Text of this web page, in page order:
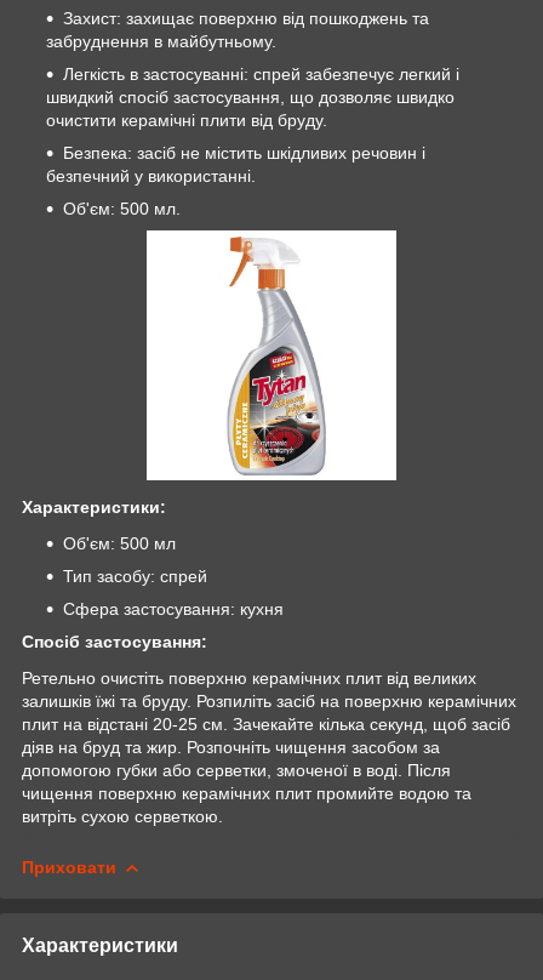
Захист: захищає поверхню від пошкоджень та
забруднення в майбутньому.
Легкість в застосуванні: спрей забезпечує легкий і
швидкий спосіб застосування, що дозволяє швидко
очистити керамічні плити від бруду.
Безпека: засіб не містить шкідливих речовин і
безпечний у використанні.
Об'єм: 500 мл.
Характеристики:
Об'єм: 500 мл
Тип засобу: спрей
Сфера застосування: кухня
Спосіб застосування:
Ретельно очистіть поверхню керамічних плит від великих
залишків їжі та бруду. Розпиліть засіб на поверхню керамічних
плит на відстані 20-25 см. Зачекайте кілька секунд, щоб засіб
діяв на бруд та жир. Розпочніть чищення засобом за
допомогою губки або серветки, змоченої в воді. Після
чищення поверхню керамічних плит промийте водою та
витріть сухою серветкою.
Приховати
Характеристики